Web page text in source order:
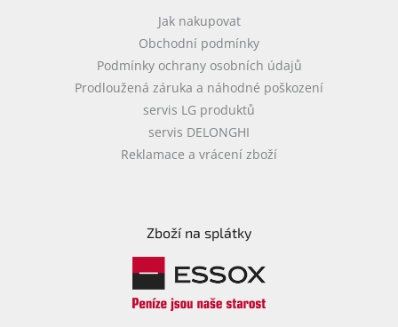
Jak nakupovat
Obchodní podmínky
Podmínky ochrany osobních údajů
Prodloužená záruka a náhodné poškození
servis LG produktů
servis DELONGHI
Reklamace a vrácení zboží
Zboží na splátky